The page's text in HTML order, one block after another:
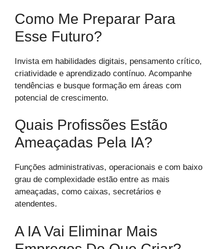
Como Me Preparar Para
Esse Futuro?
Invista em habilidades digitais, pensamento crítico,
criatividade e aprendizado contínuo. Acompanhe
tendências e busque formação em áreas com
potencial de crescimento.
Quais Profissões Estão
Ameaçadas Pela IA?
Funções administrativas, operacionais e com baixo
grau de complexidade estão entre as mais
ameaçadas, como caixas, secretários e
atendentes.
A IA Vai Eliminar Mais